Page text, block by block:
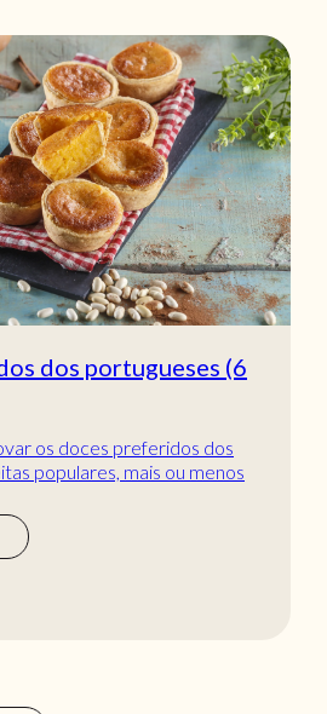
dos portugueses (6
os doces preferidos dos
populares, mais ou menos